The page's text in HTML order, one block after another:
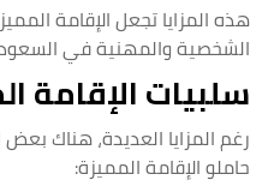
هذه المزايا تجعل الإقامة
الشخصية والمهنية في
سلبيات الإقامة
رغم المزايا العديدة، هناك
حاملو الإقامة المميزة: